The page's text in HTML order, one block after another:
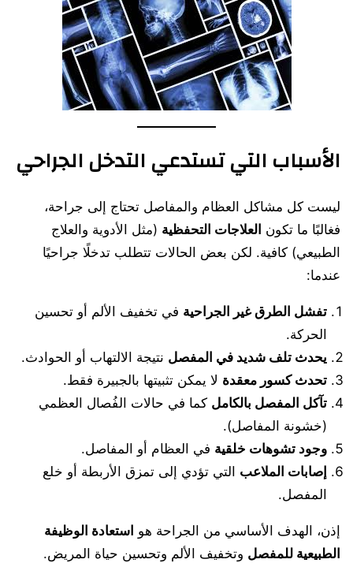
الأسباب التي تستدعي التدخل الجراحي
ليست كل مشاكل العظام والمفاصل تحتاج إلى جراحة،
فغالبًا ما تكون العلاجات التحفظية (مثل الأدوية والعلاج
الطبيعي) كافية. لكن بعض الحالات تتطلب تدخلًا جراحيًا
عندما:
تفشل الطرق غير الجراحية في تخفيف الألم أو تحسين
الحركة.
يحدث تلف شديد في المفصل نتيجة الالتهاب أو الحوادث.
تحدث كسور معقدة لا يمكن تثبيتها بالجبيرة فقط.
تآكل المفصل بالكامل كما في حالات الفُصال العظمي
(خشونة المفاصل).
وجود تشوهات خلقية في العظام أو المفاصل.
إصابات الملاعب التي تؤدي إلى تمزق الأربطة أو خلع
المفصل.
إذن، الهدف الأساسي من الجراحة هو استعادة الوظيفة
الطبيعية للمفصل وتخفيف الألم وتحسين حياة المريض.